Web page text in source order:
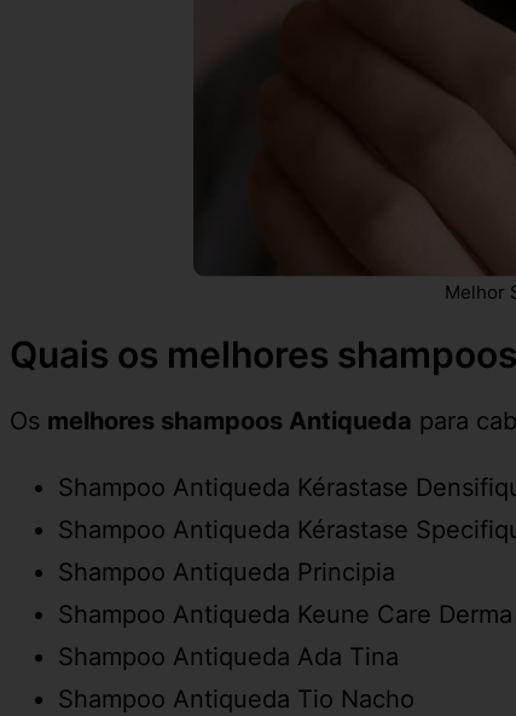
Melhor
Quais os melhores
Os melhores shampoos Antiqueda para
Shampoo Antiqueda Kérastase
Shampoo Antiqueda Kérastase
Shampoo Antiqueda Principia
Shampoo Antiqueda Keune Care
Shampoo Antiqueda Ada Tina
Shampoo Antiqueda Tio Nacho